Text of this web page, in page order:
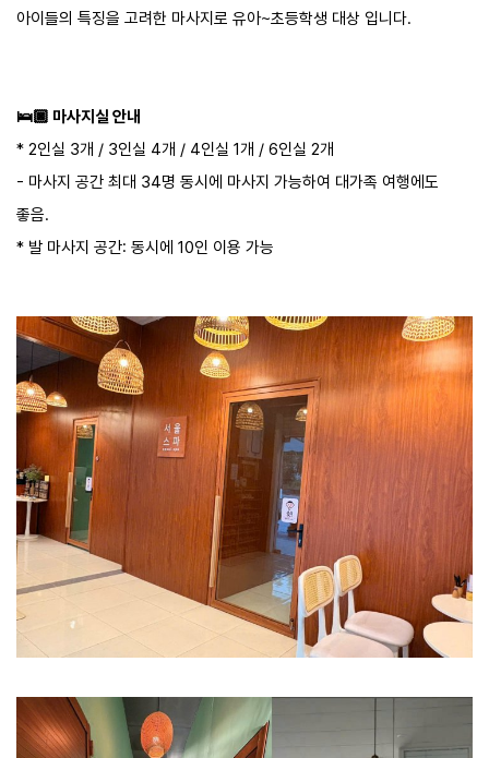
태교 마사지 90분
성인38,036 원
아동 사용불가
유아사용불가
예약
알로에 마사지 90분
투어픽 오퍼
!
성인 38,448 원
아동 사용불가
유아 사용불가
예약
아로마 마사지 120분
Aroma Massage 120min
투어픽 오퍼
성인40,921 원
유아사용불가
핫스톤 마사지 120분
Hot Stone Massage 120min
아이들의 특징을 고려한 마사지로 유아~초등학생 대상 입니다.
🛌🏿​ 마사지실 안내
* 2인실 3개 / 3인실 4개 / 4인실 1개 / 6인실 2개​​
- 마사지 공간 최대 34명 동시에 마사지 가능하여 대가족 여행에도
좋음.
* 발 마사지 공간: 동시에 10인 이용 가능​